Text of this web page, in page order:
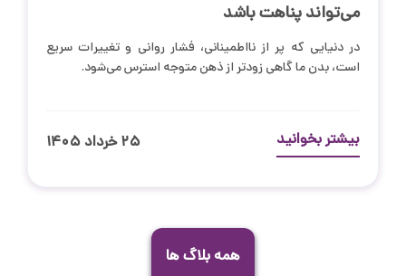
می‌تواند پناهت باشد
در دنیایی که پر از نااطمینانی، فشار روانی و تغییرات سریع
است، بدن ما گاهی زودتر از ذهن متوجه استرس می‌شود.
بیشتر بخوانید ۲۵ خرداد ۱۴۰۵
همه بلاگ ها